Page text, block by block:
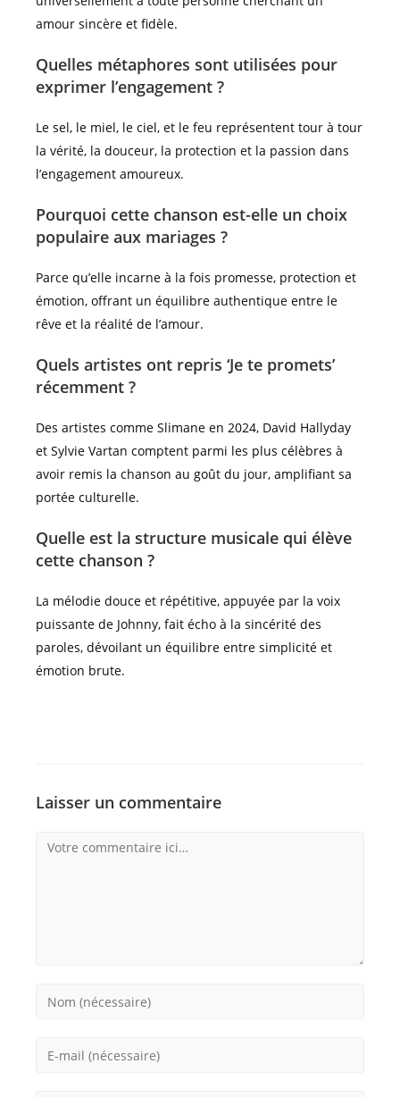
amour sincère et fidèle.
Quelles métaphores sont utilisées pour
exprimer l’engagement ?
Le sel, le miel, le ciel, et le feu représentent tour à tour
la vérité, la douceur, la protection et la passion dans
l’engagement amoureux.
Pourquoi cette chanson est-elle un choix
populaire aux mariages ?
Parce qu’elle incarne à la fois promesse, protection et
émotion, offrant un équilibre authentique entre le
rêve et la réalité de l’amour.
Quels artistes ont repris ‘Je te promets’
récemment ?
Des artistes comme Slimane en 2024, David Hallyday
et Sylvie Vartan comptent parmi les plus célèbres à
avoir remis la chanson au goût du jour, amplifiant sa
portée culturelle.
Quelle est la structure musicale qui élève
cette chanson ?
La mélodie douce et répétitive, appuyée par la voix
puissante de Johnny, fait écho à la sincérité des
paroles, dévoilant un équilibre entre simplicité et
émotion brute.
Laisser un commentaire